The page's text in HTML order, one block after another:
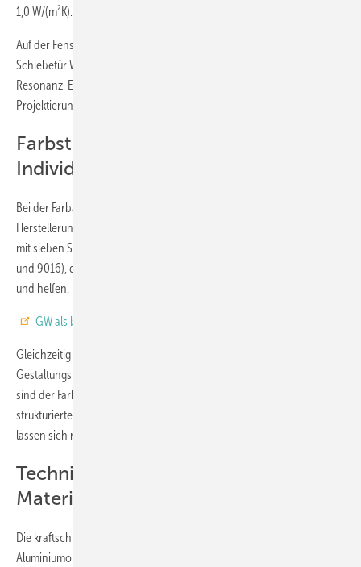
1,0 W/(m²K).
Auf der Fensterbau Frontale fand besonders die neu entwickelte
Schiebetür WarmCore 76 Slide mit schmaler Mittelpartie große
Resonanz. Eine Hebe-Schiebe-Lösung befindet sich in der
Projektierung und soll Ende 2026 verfügbar sein.
Farbstrategie zwischen Standard und
Individualität
Bei der Farbauswahl zeigen sich unterschiedliche Angaben in den
Herstellerunterlagen. Die belgisch/französische Vermarktung arbeitet
mit sieben Standardfarben (RAL 3005, 8014, 7011, 9005, 7016, 9006
und 9016), die laut Kömmerling 70 % der Kundennachfrage abdecken
und helfen, "Bestand und Verkauf zu beschleunigen".
GW als bevorzugte Quelle bei Google einstellen
Gleichzeitig sprechen offizielle Kömmerling-Unterlagen von mehr
Gestaltungsmöglichkeiten: "Bei allen Kömmerling WarmCore Varianten
sind der Farbgestaltung kaum Grenzen gesetzt: Zahlreiche RAL-Töne,
strukturierte Beschichtungen in Uni- und Bicolor sowie Holzdekore
lassen sich realisieren."
Technische Vorteile durch
Materialverbund
Die kraftschlüssige Verbindung von PVC-Kern und
Aluminiumoberfläche macht laut Kömmerling selbst bei raumhohen